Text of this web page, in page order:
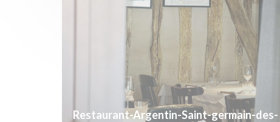
Restaurant-Argentin-Saint-germain-des-